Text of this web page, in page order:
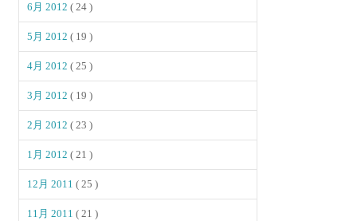
6月 2012( 24 )
5月 2012( 19 )
4月 2012( 25 )
3月 2012( 19 )
2月 2012( 23 )
1月 2012( 21 )
12月 2011( 25 )
11月 2011( 21 )